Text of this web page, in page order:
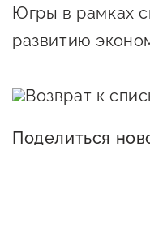
О
Проекты
Онлайн-
Югры в рамках
развитию
Возврат к
Поделиться